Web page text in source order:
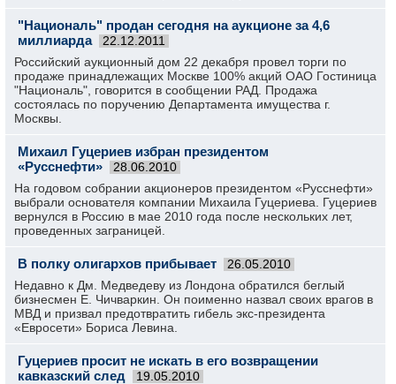
"Националь" продан сегодня на аукционе за 4,6
миллиарда
22.12.2011
Российский аукционный дом 22 декабря провел торги по
продаже принадлежащих Москве 100% акций ОАО Гостиница
"Националь", говорится в сообщении РАД. Продажа
состоялась по поручению Департамента имущества г.
Москвы.
Михаил Гуцериев избран президентом
«Русснефти»
28.06.2010
На годовом собрании акционеров президентом «Русснефти»
выбрали основателя компании Михаила Гуцериева. Гуцериев
вернулся в Россию в мае 2010 года после нескольких лет,
проведенных заграницей.
В полку олигархов прибывает 26.05.2010
Недавно к Дм. Медведеву из Лондона обратился беглый
бизнесмен Е. Чичваркин. Он поименно назвал своих врагов в
МВД и призвал предотвратить гибель экс-президента
«Евросети» Бориса Левина.
Гуцериев просит не искать в его возвращении
кавказский след
19.05.2010